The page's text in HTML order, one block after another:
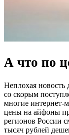
А что по
Неплохая новость
со скорым
многие интернет-
цены на айфоны
регионов России
тысяч рублей